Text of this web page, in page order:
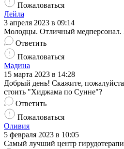
Пожаловаться
Лейла
3 апреля 2023 в 09:14
Молодцы. Отличный медперсонал.
Ответить
Пожаловаться
Мадина
15 марта 2023 в 14:28
Добрый день! Скажите,
стоить "Хиджама по Сунне"?
Ответить
Пожаловаться
Оливия
5 февраля 2023 в 10:05
Самый лучший центр